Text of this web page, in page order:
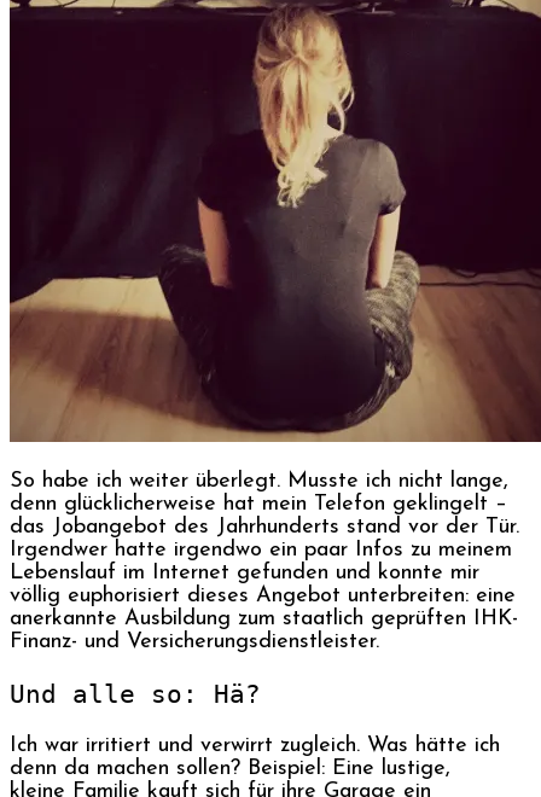
So habe ich weiter überlegt. Musste ich nicht lange,
denn glücklicherweise hat mein Telefon geklingelt –
das Jobangebot des Jahrhunderts stand vor der Tür.
Irgendwer hatte irgendwo ein paar Infos zu meinem
Lebenslauf im Internet gefunden und konnte mir
völlig euphorisiert dieses Angebot unterbreiten: eine
anerkannte Ausbildung zum staatlich geprüften IHK-
Finanz- und Versicherungsdienstleister.
Und alle so: Hä?
Ich war irritiert und verwirrt zugleich. Was hätte ich
denn da machen sollen? Beispiel: Eine lustige,
kleine Familie kauft sich für ihre Garage ein